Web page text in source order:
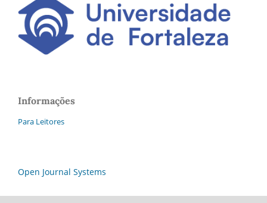
Informações
Para Leitores
Open Journal Systems